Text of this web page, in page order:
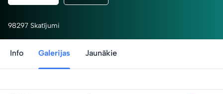
98297 Skatījumi
Info Galerijas Jaunākie